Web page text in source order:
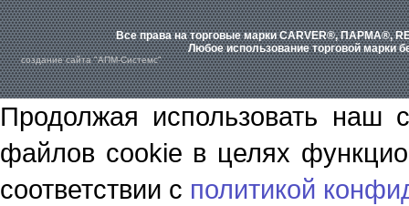
Все права на торговые марки CARVER®, ПАРМА®,
Любое использование торговой марки
создание сайта "АПМ-Системс"
Продолжая использовать наш
файлов cookie в целях
соответствии с политикой